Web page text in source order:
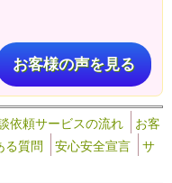
お客様の声を見る
依頼サービスの流れ
お客
る質問 安心安全宣言
サ